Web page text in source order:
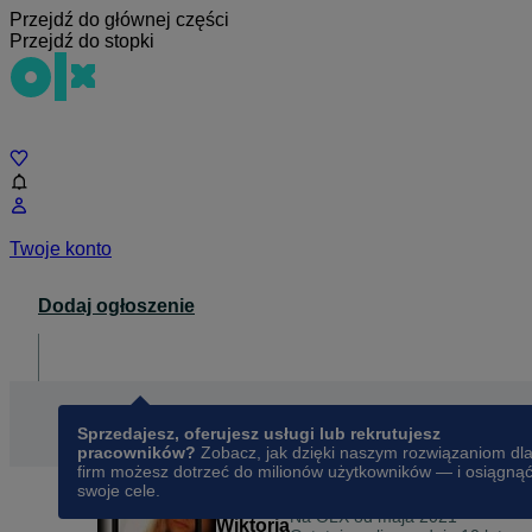
Przejdź do głównej części
Przejdź do stopki
Twoje konto
Dodaj ogłoszenie
Sprzedajesz, oferujesz usługi lub rekrutujesz
pracowników? Zobacz, jak dzięki naszym rozwiązaniom dla
firm możesz dotrzeć do milionów użytkowników — i osiągnąć
swoje cele.
WiktoriaNa OLX odmaja 2021